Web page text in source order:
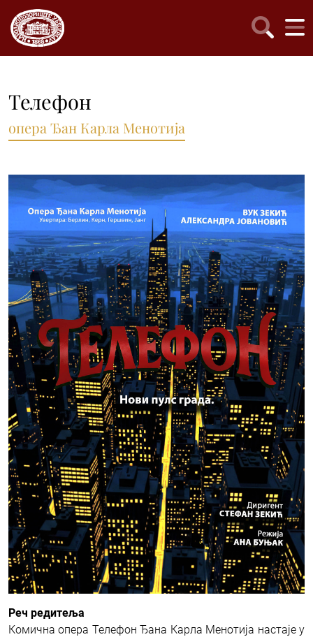
Телефон
опера Ђан Карла Менотија
Реч редитеља
Комична опера Телефон Ђана Карла Менотија настаје у